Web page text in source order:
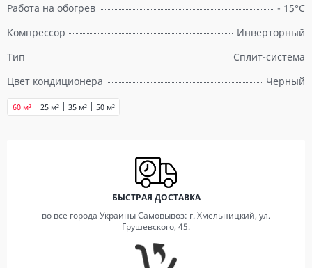
Работа на обогрев
- 15°С
Компрессор
Инверторный
Тип
Сплит-система
Цвет кондиционера
Черный
25 м² 35 м² 50 м²
60 м²
БЫСТРАЯ ДОСТАВКА
во все города Украины Самовывоз: г. Хмельницкий, ул.
Грушевского, 45.